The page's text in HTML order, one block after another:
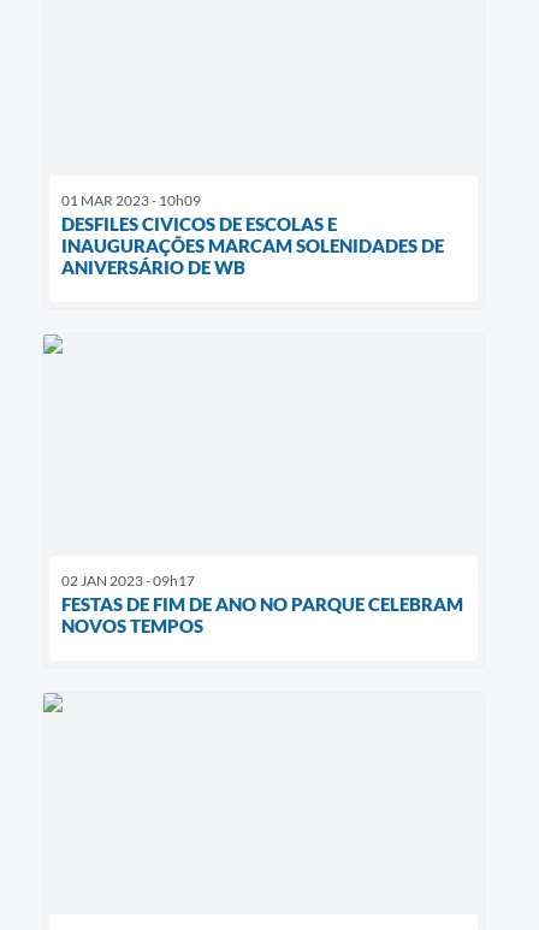
01 MAR 2023 - 10h09
DESFILES CIVICOS DE ESCOLAS E
INAUGURAÇÕES MARCAM SOLENIDADES DE
ANIVERSÁRIO DE WB
02 JAN 2023 - 09h17
FESTAS DE FIM DE ANO NO PARQUE CELEBRAM
NOVOS TEMPOS